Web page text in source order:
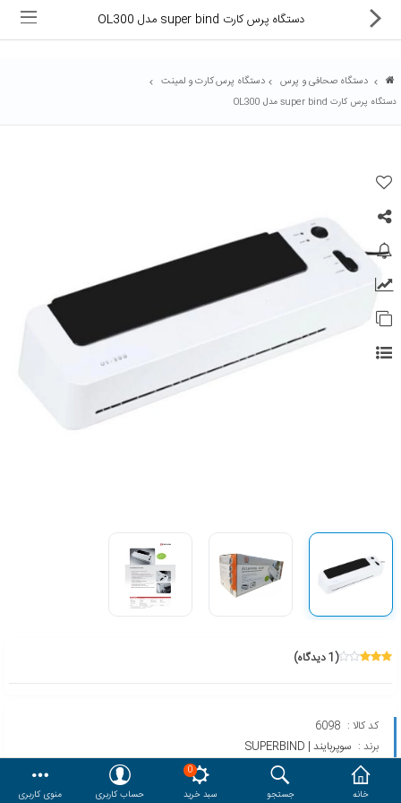
لوازم التحریر
کارتریج و تونر
دستگاه صحافی و پرس
مقایسه محصولات مورد علاقه
دسترسی کاربری حساب کاربری
خانه جستجو
0
سبد خرید
حساب کاربری منوی کاربری
دستگاه پرس کارت super bind مدل OL300
دستگاه صحافی و پرس دستگاه پرس کارت و لمینت
دستگاه پرس کارت super bind مدل OL300
(1 دیدگاه)
کد کالا :
برند : سوپربایند | SUPERBIND
مدل :